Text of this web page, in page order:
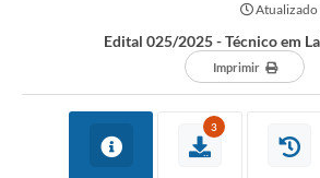
Edital 025/2025 - Técnico em
Imprimir
3